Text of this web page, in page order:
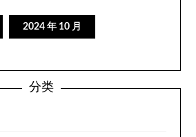
2024 年 10 月
分类